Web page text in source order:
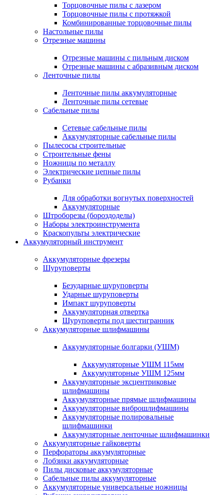
Торцовочные пилы с лазером
Торцовочные пилы с протяжкой
Комбинированные торцовочные пилы
Настольные пилы
Отрезные машины
Отрезные машины с пильным диском
Отрезные машины с абразивным диском
Ленточные пилы
Ленточные пилы аккумуляторные
Ленточные пилы сетевые
Сабельные пилы
Сетевые сабельные пилы
Аккумуляторные сабельные пилы
Пылесосы строительные
Строительные фены
Ножницы по металлу
Электрические цепные пилы
Рубанки
Для обработки вогнутых поверхностей
Аккумуляторные
Штроборезы (бороздоделы)
Наборы электроинструмента
Краскопульты электрические
Аккумуляторный инструмент
Аккумуляторные фрезеры
Шуруповерты
Безударные шуруповерты
Ударные шуруповерты
Импакт шуруповерты
Аккумуляторная отвертка
Шуруповерты под шестигранник
Аккумуляторные шлифмашины
Аккумуляторные болгарки (УШМ)
Аккумуляторные УШМ 115мм
Аккумуляторные УШМ 125мм
Аккумуляторные эксцентриковые
шлифмашины
Аккумуляторные прямые шлифмашины
Аккумуляторные виброшлифмашины
Аккумуляторные полировальные
шлифмашинки
Аккумуляторные ленточные шлифмашинки
Аккумуляторные гайковерты
Перфораторы аккумуляторные
Лобзики аккумуляторные
Пилы дисковые аккумуляторные
Сабельные пилы аккумуляторные
Аккумуляторные универсальные ножницы